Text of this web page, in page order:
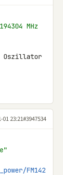
MHz
Oszillator
01 23:21#3947534
FM142